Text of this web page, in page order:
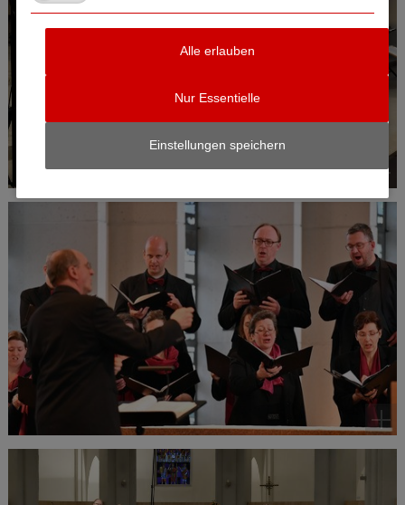
Alle erlauben
Nur Essentielle
Einstellungen speichern